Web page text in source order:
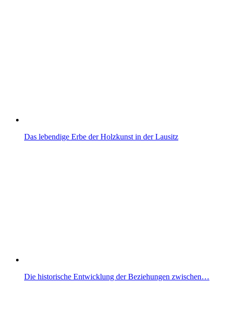
Das lebendige Erbe der Holzkunst in der Lausitz
Die historische Entwicklung der Beziehungen zwischen…